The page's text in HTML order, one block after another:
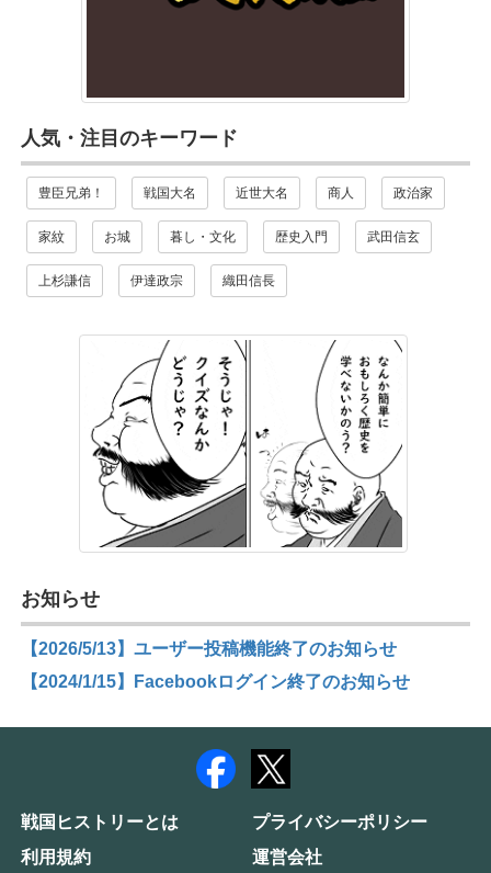
人気・注目のキーワード
豊臣兄弟！ 戦国大名 近世大名 商人 政治家
家紋 お城 暮し・文化 歴史入門 武田信玄
上杉謙信 伊達政宗 織田信長
お知らせ
【2026/5/13】ユーザー投稿機能終了のお知らせ
【2024/1/15】Facebookログイン終了のお知らせ
戦国ヒストリーとは
プライバシーポリシー
利用規約
運営会社